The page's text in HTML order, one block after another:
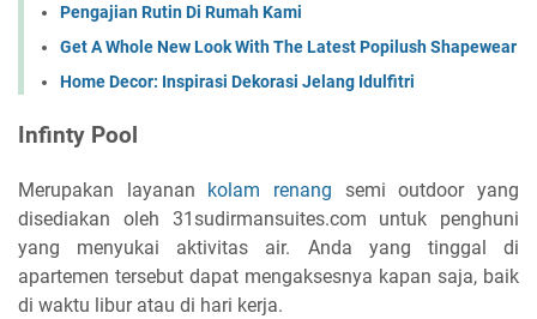
Pengajian Rutin Di Rumah Kami
Get A Whole New Look With The Latest Popilush Shapewear
Home Decor: Inspirasi Dekorasi Jelang Idulfitri
Infinty Pool
Merupakan layanan kolam renang semi outdoor yang
disediakan oleh 31sudirmansuites.com untuk penghuni
yang menyukai aktivitas air. Anda yang tinggal di
apartemen tersebut dapat mengaksesnya kapan saja, baik
di waktu libur atau di hari kerja.